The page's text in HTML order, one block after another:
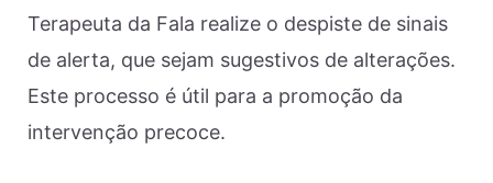
Terapeuta da Fala realize o despiste de sinais
de alerta, que sejam sugestivos de alterações.
Este processo é útil para a promoção da
intervenção precoce.